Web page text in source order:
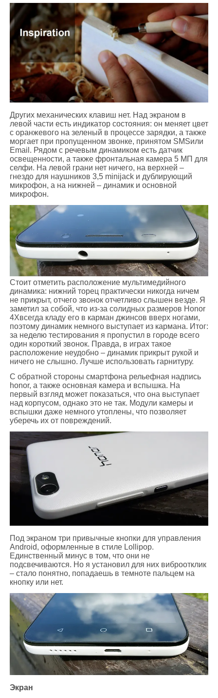
Других механических клавиш нет. Над экраном в
левой части есть индикатор состояния: он меняет цвет
с оранжевого на зеленый в процессе зарядки, а также
моргает при пропущенном звонке, принятом SMSили
Email. Рядом с речевым динамиком есть датчик
освещенности, а также фронтальная камера 5 МП для
селфи. На левой грани нет ничего, на верхней –
гнездо для наушников 3,5 minijack и дублирующий
микрофон, а на нижней – динамик и основной
микрофон.
Стоит отметить расположение мультимедийного
динамика: нижний торец практически никогда ничем
не прикрыт, отчего звонок отчетливо слышен везде. Я
заметил за собой, что из-за солидных размеров Honor
4Xвсегда кладу его в карман джинсов вверх ногами,
поэтому динамик немного выступает из кармана. Итог:
за неделю тестирования я пропустил в городе всего
один короткий звонок. Правда, в играх такое
расположение неудобно – динамик прикрыт рукой и
ничего не слышно. Лучше использовать гарнитуру.
С обратной стороны смартфона рельефная надпись
honor, а также основная камера и вспышка. На
первый взгляд может показаться, что она выступает
над корпусом, однако это не так. Модули камеры и
вспышки даже немного утоплены, что позволяет
уберечь их от повреждений.
Под экраном три привычные кнопки для управления
Android, оформленные в стиле Lollipop.
Единственный минус в том, что они не
подсвечиваются. Но я установил для них виброотклик
– стало понятно, попадаешь в темноте пальцем на
кнопку или нет.
Экран